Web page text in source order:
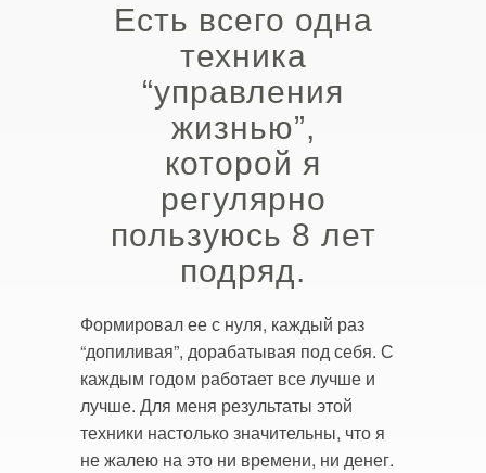
Есть всего одна
техника
“управления
жизнью”,
которой я
регулярно
пользуюсь 8 лет
подряд.
Формировал ее с нуля, каждый раз
“допиливая”, дорабатывая под себя. С
каждым годом работает все лучше и
лучше. Для меня результаты этой
техники настолько значительны, что я
не жалею на это ни времени, ни денег.